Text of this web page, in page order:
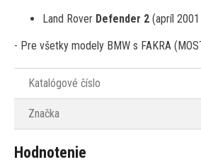
Land Rover Defender 2 (apríl
- Pre všetky modely BMW s FAKRA
Katalógové číslo
Značka
Hodnotenie